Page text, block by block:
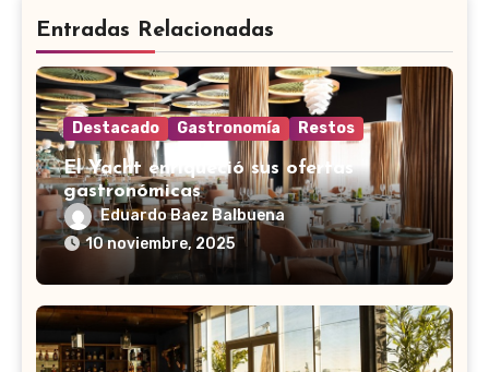
Entradas Relacionadas
Destacado Gastronomía Restos
El Yacht enriqueció sus ofertas
gastronómicas
Eduardo Baez Balbuena
10 noviembre, 2025